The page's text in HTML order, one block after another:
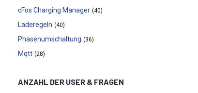
cFos Charging Manager (40)
Laderegeln (40)
Phasenumschaltung (36)
Mqtt (28)
ANZAHL DER USER & FRAGEN